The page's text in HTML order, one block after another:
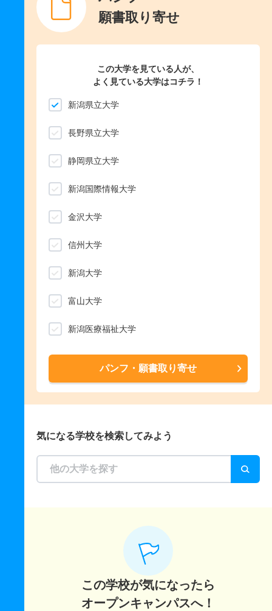
願書取り寄せ
この大学を見ている人が、
よく見ている大学はコチラ！
新潟県立大学
長野県立大学
静岡県立大学
新潟国際情報大学
金沢大学
信州大学
新潟大学
富山大学
新潟医療福祉大学
パンフ・願書取り寄せ
気になる学校を検索してみよう
この学校が気になったら
オープンキャンパスへ！